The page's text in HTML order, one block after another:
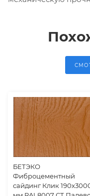
БЕТЭКО
Фиброцементный
сайдинг Клик